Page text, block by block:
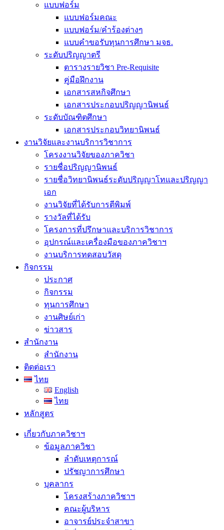
แบบฟอร์ม
แบบฟอร์มคณะ
แบบฟอร์ม/คำร้องต่างๆ
แบบคำขอรับทุนการศึกษา มจธ.
ระดับปริญญาตรี
ตารางรายวิชา Pre-Requisite
คู่มือฝึกงาน
เอกสารสหกิจศึกษา
เอกสารประกอบปริญญานิพนธ์
ระดับบัณฑิตศึกษา
เอกสารประกอบวิทยานิพนธ์
งานวิจัยและงานบริการวิชาการ
โครงงานวิจัยของภาควิชา
รายชื่อปริญญานิพนธ์
รายชื่อวิทยานิพนธ์ระดับปริญญาโทและปริญญา
เอก
งานวิจัยที่ได้รับการตีพิมพ์
รางวัลที่ได้รับ
โครงการที่ปรึกษาและบริการวิชาการ
อุปกรณ์และเครื่องมือของภาควิชาฯ
งานบริการทดสอบวัสดุ
กิจกรรม
ประกาศ
กิจกรรม
ทุนการศึกษา
งานศิษย์เก่า
ข่าวสาร
สำนักงาน
สำนักงาน
ติดต่อเรา
ไทย
English
ไทย
หลักสูตร
เกี่ยวกับภาควิชาฯ
ข้อมูลภาควิชา
ลำดับเหตุการณ์
ปรัชญาการศึกษา
บุคลากร
โครงสร้างภาควิชาฯ
คณะผู้บริหาร
อาจารย์ประจำสาขา